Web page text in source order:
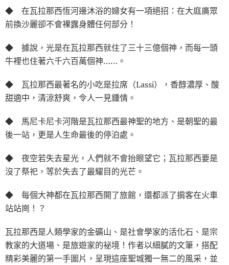
◆ 在瓦拉那西恆河邊沐浴的婦女有一項絕招：在大庭廣眾
前換沙麗卻不會裸露身體任何部分！
◆ 據說，光是在瓦拉那西就住了三十三億個神，而每一頭
牛裡也住著六千六百萬個神……。
◆ 瓦拉那西最著名的小吃是拉席（Lassi），香醇濃厚、酸
甜適中，清涼舒爽，令人一見鍾情。
◆ 馬尼卡尼卡河階是瓦拉那西最神聖的地方、是朝聖的最
後一站，更是人生命最後的停泊處。
◆ 夜空若失去星光，人們就不會抬眼望它；瓦拉那西要是
沒了祭祀，等於失去了最耀目的光芒。
◆ 每個大神都在瓦拉那西開了旅館，還都派了掮客在火車
站站崗！？
瓦拉那西是人類學家的金礦山、是社會學家的活化石、是宗
教家的大道場、是旅遊家的祕境！作者以細膩的文筆，搭配
精彩美麗的第一手圖片，呈現這座聖城獨一無二的風采，並